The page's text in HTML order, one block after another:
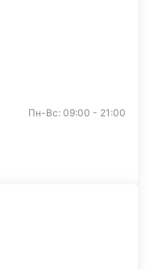
Пн-Вс: 09:00 - 21:00